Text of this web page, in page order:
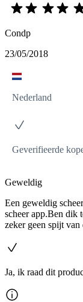
Condp
23/05/2018
Nederland
Geverifieerde
Geweldig
Een geweldig
scheer app.Ben dik
zeker geen spijt van
Ja, ik raad dit